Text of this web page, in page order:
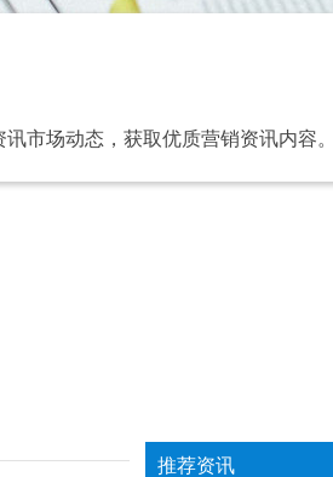
市场动态，获取优质营销资讯内容。
推荐资讯